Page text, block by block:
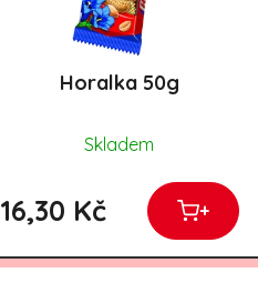
Horalka 50g
Skladem
16,30 Kč +